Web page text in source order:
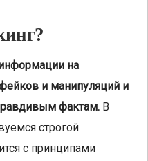
на
и манипуляций и
фактам. В
строгой
с принципами